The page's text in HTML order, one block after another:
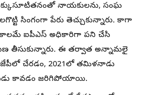
నాయకులను, సంఘ
సింగంగా పేరు తెచ్చుకున్నారు. కాగా
ఐపీఎస్ అధికారిగా పని చేసి
తీసుకున్నారు. ఈ తర్వాత అన్నామలై
బీజేపీలో చేరడం, 2021లో తమిళనాడు
కావడం జరిగిపోయాయి.